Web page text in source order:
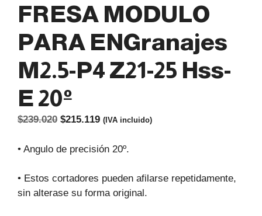
FRESA MODULO
PARA ENGranajes
M2.5-P4 Z21-25 Hss-
E 20º
$239.020 El
original
$239.020.
$215.119El
actual
$215.119.
(IVA incluido)
• Angulo de precisión 20º.
• Estos cortadores pueden afilarse repetidamente,
sin alterase su forma original.